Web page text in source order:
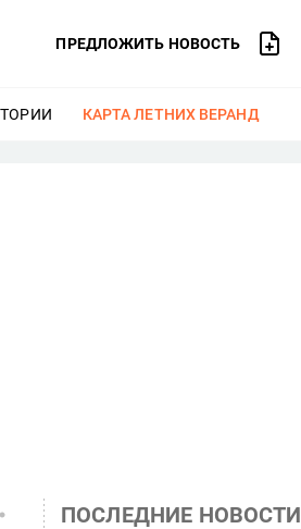
ПРЕДЛОЖИТЬ НОВОСТЬ
ЕЩЕ
КАРТА ЛЕТНИХ ВЕРАНД
ПОСЛЕДНИЕ НОВОСТИ